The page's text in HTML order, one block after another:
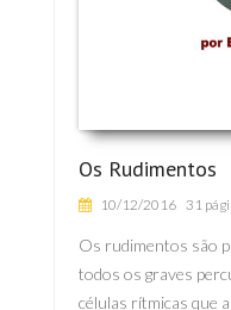
Os Rudimentos
10/12/2016 31
Os rudimentos são
todos os graves
células rítmicas que